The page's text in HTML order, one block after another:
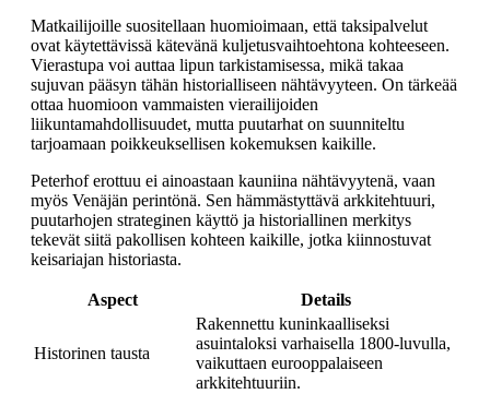
Matkailijoille suositellaan huomioimaan, että taksipalvelut
ovat käytettävissä kätevänä kuljetusvaihtoehtona kohteeseen.
Vierastupa voi auttaa lipun tarkistamisessa, mikä takaa
sujuvan pääsyn tähän historialliseen nähtävyyteen. On tärkeää
ottaa huomioon vammaisten vierailijoiden
liikuntamahdollisuudet, mutta puutarhat on suunniteltu
tarjoamaan poikkeuksellisen kokemuksen kaikille.
Peterhof erottuu ei ainoastaan kauniina nähtävyytenä, vaan
myös Venäjän perintönä. Sen hämmästyttävä arkkitehtuuri,
puutarhojen strateginen käyttö ja historiallinen merkitys
tekevät siitä pakollisen kohteen kaikille, jotka kiinnostuvat
keisariajan historiasta.
Aspect Details
Historinen tausta
Rakennettu kuninkaalliseksi
asuintaloksi varhaisella 1800-luvulla,
vaikuttaen eurooppalaiseen
arkkitehtuuriin.